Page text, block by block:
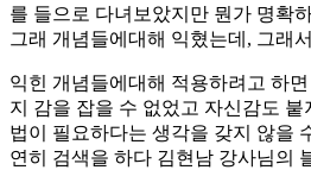
를 들으로 다녀보았지만 뭔가 명확
그래 개념들에대해 익혔는데, 그래
익힌 개념들에대해 적용하려고 하
지 감을 잡을 수 없었고 자신감도
법이 필요하다는 생각을 갖지 않을
연히 검색을 하다 김현남 강사님의